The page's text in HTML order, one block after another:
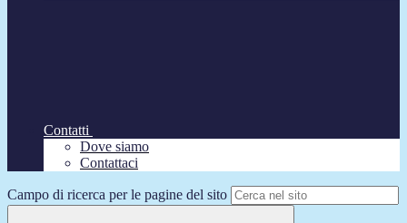
Contatti
Dove siamo
Contattaci
Campo di ricerca per le pagine del sito